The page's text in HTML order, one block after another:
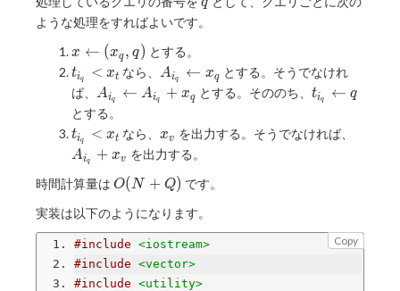
t)
ような処理をすればよいです。
x\leftarrow(x
_ q,q)
x ← (xq , q) とする。
t _ {i
_
q}\lt
x _ t
tiq < xt なら、 A _ {i _
q}\leftarrow
x _ q
Aiq ← xq
とする。そうでなけれ
ば、
A _ {i _
q}\leftarrow
A _ {i _
q}+x _ q
Aiq ← Aiq + xq とする。そののち、 t _ {i _
q
tiq ← q
とする。
t _ {i
_
q}\lt
x _ t
tiq < xt なら、x
_
xv を出力する。そうでなければ、
Aiq + xv を出力する。
時間計算量は O(N+Q)
O(N + Q) です。
実装は以下のようになります。
Copy
#include <iostream>
#include <vector>
#include <utility>